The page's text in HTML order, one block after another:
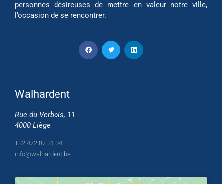
personnes désireuses de mettre en valeur notre ville,
l’occasion de se rencontrer.
Walhardent
Rue du Verbois, 11
4000 Liège
+32 472 82 31 04
info@walhardent.be